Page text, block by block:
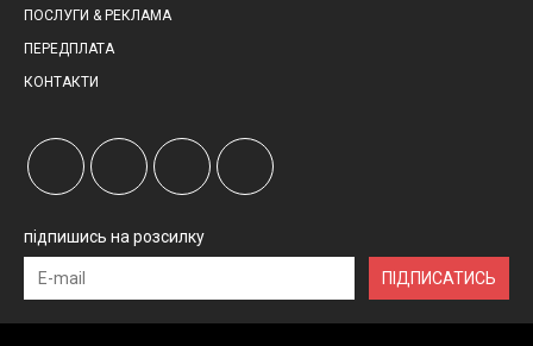
ПОСЛУГИ & РЕКЛАМА
ПЕРЕДПЛАТА
КОНТАКТИ
підпишись на розсилку
ПІДПИСАТИСЬ